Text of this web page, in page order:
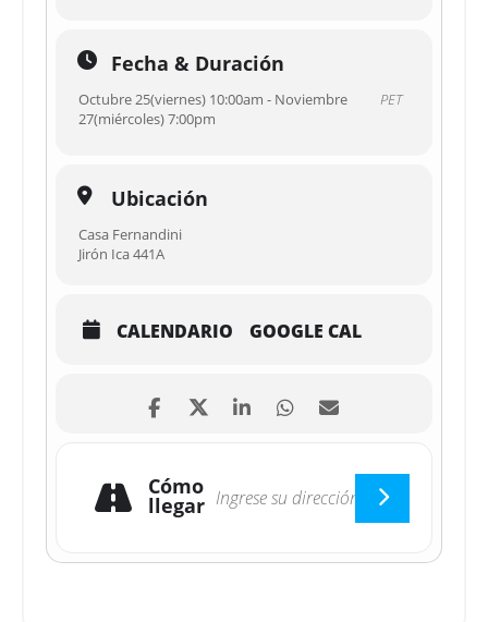
Fecha & Duración
Octubre 25(viernes) 10:00am - Noviembre
27(miércoles) 7:00pm
PET
Ubicación
Casa Fernandini
Jirón Ica 441A
CALENDARIO GOOGLE CAL
Cómo
llegar